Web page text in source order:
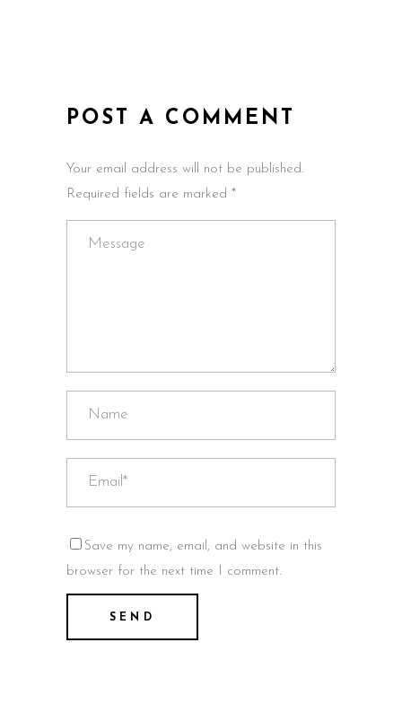
POST A COMMENT
Your email address will not be published.
Required fields are marked *
Save my name, email, and website in this
browser for the next time I comment.